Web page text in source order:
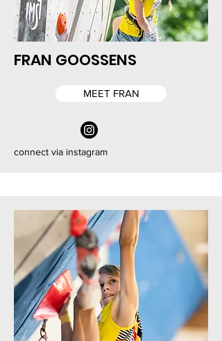
FRAN GOOSSENS
MEET FRAN
connect via instagram